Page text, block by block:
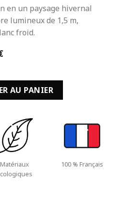
en un paysage hivernal
lumineux de 1,5 m,
froid.
€.
Le
actuel
est :
79,99 €.
Extérieur de 120 LED et Blanc
AU PANIER
Matériaux
100 % Français